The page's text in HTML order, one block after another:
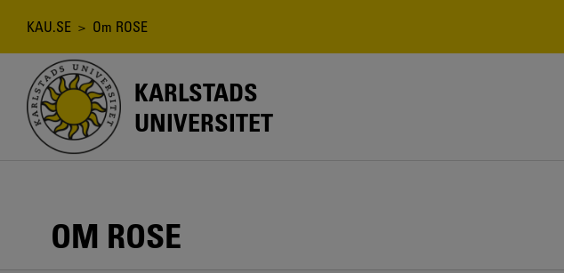
Länkstig
KAU.SE > Om ROSE
KARLSTADS
UNIVERSITET
OM ROSE